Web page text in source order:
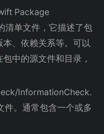
Package
清单文件，它描述了包
、依赖关系等。可以
中的源文件和目录，
InformationCheck.
件。通常包含一个或多